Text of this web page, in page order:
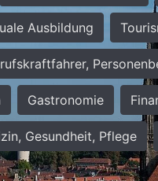
Ausbildung
Gastronomie
Gesundheit, Pflege